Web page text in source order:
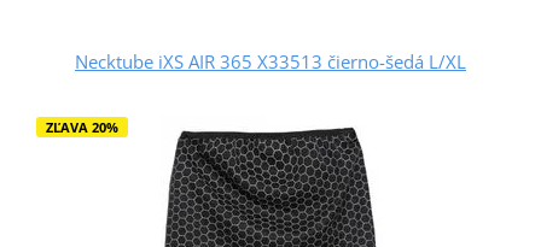
Necktube iXS AIR 365 X33513 čierno-šedá L/XL
ZĽAVA 20%